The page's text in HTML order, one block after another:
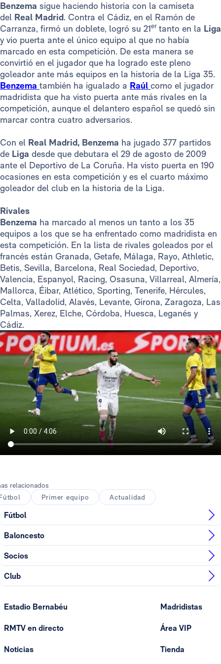
Benzema sigue haciendo historia con la camiseta
del Real Madrid. Contra el Cádiz, en el Ramón de
Carranza, firmó un doblete, logró su 21er tanto en la Liga
y vio puerta ante el único equipo al que no había
marcado en esta competición. De esta manera se
convirtió en el jugador que ha logrado este pleno
goleador ante más equipos en la historia de la Liga 35.
Benzema también ha igualado a Raúl como el jugador
madridista que ha visto puerta ante más rivales en la
competición, aunque el delantero español se quedó sin
marcar contra cuatro adversarios.
Con el Real Madrid, Benzema ha jugado 377 partidos
de Liga desde que debutara el 29 de agosto de 2009
ante el Deportivo de La Coruña. Ha visto puerta en 190
ocasiones en esta competición y es el cuarto máximo
goleador del club en la historia de la Liga.
Rivales
Benzema ha marcado al menos un tanto a los 35
equipos a los que se ha enfrentado como madridista en
esta competición. En la lista de rivales goleados por el
francés están Granada, Getafe, Málaga, Rayo, Athletic,
Betis, Sevilla, Barcelona, Real Sociedad, Deportivo,
Valencia, Espanyol, Racing, Osasuna, Villarreal, Almería,
Mallorca, Éibar, Atlético, Sporting, Tenerife, Hércules,
Celta, Valladolid, Alavés, Levante, Girona, Zaragoza, Las
Palmas, Xerez, Elche, Córdoba, Huesca, Leganés y
Cádiz.
relacionados
Primer equipo Actualidad
Fútbol
Baloncesto
Socios
Club
Estadio Bernabéu
RMTV en directo
Noticias
Madridistas
Área VIP
Tienda